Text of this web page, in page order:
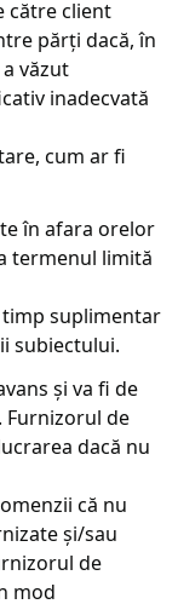
către client
părți dacă, în
văzut
inadecvată
cum ar fi
în afara orelor
termenul limită
suplimentar
subiectului.
și va fi de
Furnizorul de
dacă nu
că nu
și/sau
de
mod